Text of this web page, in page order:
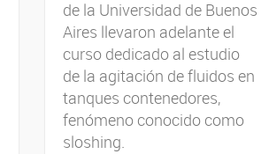
de la Universidad de Buenos
Aires llevaron adelante el
curso dedicado al estudio
de la agitación de fluidos en
tanques contenedores,
fenómeno conocido como
sloshing.